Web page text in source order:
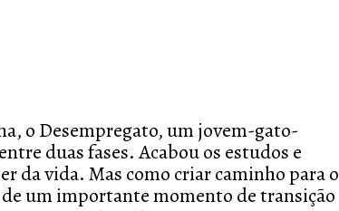
o Desempregato, um jovem-gato-
duas fases. Acabou os estudos e
da vida. Mas como criar caminho para o
de um importante momento de transição